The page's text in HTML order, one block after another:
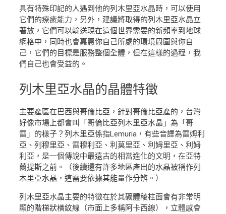
具有特殊印記的人遇到他的列木里亞水晶時，可以使用
它們的療癒能力，另外，建議將取得的列木里亞水晶立
著放，它們可以輸送現在這個世界需要的新頻率到地球
網格中，同時也會嘉惠你自己所處的環境周圍與你自
己，它們的目標是服務整個全體，但在這樣的過程，我
們自己也會受益的。
列木里亞水晶的晶體特徵
主要產區在巴西與哥倫比亞，針對哥倫比亞產的，台灣
好像市場上都會叫「哥倫比亞列木里亞水晶」為「哥
雷」的樣子？列木里亞係指Lemuria，有些音譯為雷姆利
亞、列穆里亞、雷穆利亞、利莫里亞、利姆里亞、利姆
利亞，是一個傳說中最遠古的相當進化的文明，在亞特
蘭提斯之前。（後續還有許多地區產出的水晶被稱作列
木里亞水晶，這需要依據其能量作分辨。）
列木里亞水晶主要的特徵在於其礦體稜柱面會有非常明
顯的階梯狀橫紋線（市面上多稱阿卡西線），立體感會